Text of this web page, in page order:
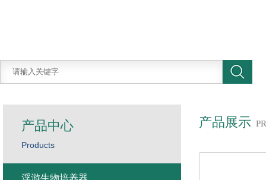
产品展示
产品中心
Products
浮游生物培养器